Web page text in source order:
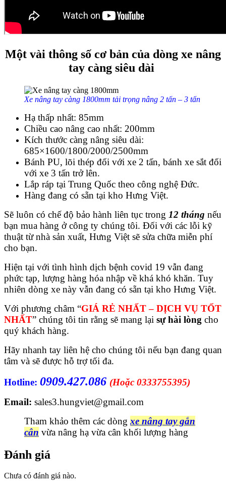
Một vài thông số cơ bản của dòng xe nâng
tay càng siêu dài
Xe nâng tay càng 1800mm tải trọng nâng 2 tấn – 3 tấn
Hạ thấp nhất: 85mm
Chiều cao nâng cao nhất: 200mm
Kích thước càng nâng siêu dài:
685×1600/1800/2000/2500mm
Bánh PU, lõi thép đối với xe 2 tấn, bánh xe sắt đối
với xe 3 tấn trở lên.
Lắp ráp tại Trung Quốc theo công nghệ Đức.
Hàng đang có sẵn tại kho Hưng Việt.
Sẽ luôn có chế độ bảo hành liên tục trong 12 tháng nếu
bạn mua hàng ở công ty chúng tôi. Đối với các lỗi kỹ
thuật từ nhà sản xuất, Hưng Việt sẽ sửa chữa miễn phí
cho bạn.
Hiện tại với tình hình dịch bệnh covid 19 vẫn đang
phức tạp, lượng hàng hóa nhập về khá khó khăn. Tuy
nhiên dòng xe này vẫn đang có sẵn tại kho Hưng Việt.
Với phương châm “GIÁ RẺ NHẤT – DỊCH VỤ TỐT
NHẤT” chúng tôi tin rằng sẽ mang lại sự hài lòng cho
quý khách hàng.
Hãy nhanh tay liên hệ cho chúng tôi nếu bạn đang quan
tâm và sẽ được hỗ trợ tối đa.
Hotline: 0909.427.086 (Hoặc 0333755395)
Email: sales3.hungviet@gmail.com
Tham khảo thêm các dòng xe nâng tay gắn
cân vừa nâng hạ vừa cân khối lượng hàng
Đánh giá
Chưa có đánh giá nào.